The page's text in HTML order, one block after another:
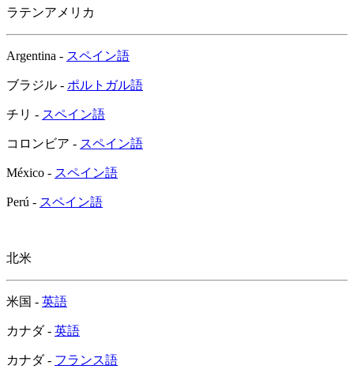
ラテンアメリカ
Argentina - スペイン語
ブラジル - ポルトガル語
チリ - スペイン語
コロンビア - スペイン語
México - スペイン語
Perú - スペイン語
北米
米国 - 英語
カナダ - 英語
カナダ - フランス語